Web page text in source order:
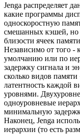
Jenga распределяет
какие программы
односкоростную
смешанных кэшей, но
близости ячеек
Независимо от того -
умолчанию или по
задержку сигнала и
сколько видов
латентность каждой
уровнями.
одноуровневые
минимальную
Наконец, Jenga
иерархии (то есть